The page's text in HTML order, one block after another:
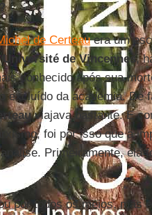
de Certeauera um
Université de Vincennes,
conhecido após sua
excluído da academia. De
viajava bastante. E
foi por isso que a
Primeiramente, ela
por todos os meios, mas